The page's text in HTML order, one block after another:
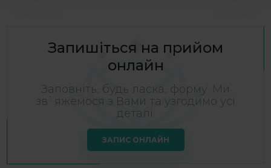
Запишіться на прийом
онлайн
Заповніть, будь ласка, форму. Ми
зв`яжемося з Вами та узгодимо усі
деталі.
ЗАПИС ОНЛАЙН